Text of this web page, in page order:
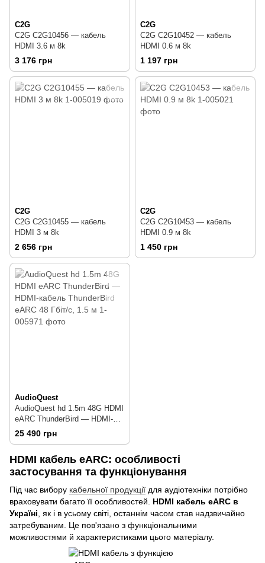
C2G
C2G C2G10456 — кабель
HDMI 3.6 м 8k
3 176 грн
C2G
C2G C2G10452 — кабель
HDMI 0.6 м 8k
1 197 грн
C2G
C2G C2G10455 — кабель
HDMI 3 м 8k
2 656 грн
C2G
C2G C2G10453 — кабель
HDMI 0.9 м 8k
1 450 грн
AudioQuest
AudioQuest hd 1.5m 48G HDMI
eARC ThunderBird — HDMI-
кабель ThunderBird eARC 48
Гбіт/с, 1.5 м
25 490 грн
HDMI кабель eARC: особливості
застосування та функціонування
Під час вибору кабельної продукції для аудіотехніки потрібно
враховувати багато її особливостей. HDMI кабель eARC в
Україні , як і в усьому світі, останнім часом став надзвичайно
затребуваним. Це пов'язано з функціональними
можливостями й характеристиками цього матеріалу.